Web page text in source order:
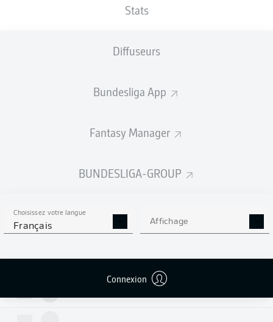
Stats
Diffuseurs
Bundesliga App
Fantasy Manager
BUNDESLIGA-GROUP
Choisissez votre langue
Français Affichage
Connexion